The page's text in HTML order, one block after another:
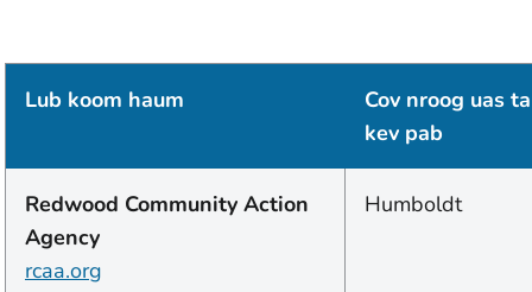
Lub koom haum
Cov nroog uas
kev pab
Redwood Community Action
Agency
rcaa.org
Humboldt